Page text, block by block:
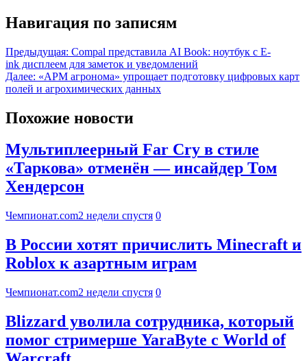
Навигация по записям
Предыдущая: Compal представила AI Book: ноутбук с E-
ink дисплеем для заметок и уведомлений
Далее: «АРМ агронома» упрощает подготовку цифровых карт
полей и агрохимических данных
Похожие новости
Мультиплеерный Far Cry в стиле
«Таркова» отменён — инсайдер Том
Хендерсон
Чемпионат.com2 недели спустя 0
В России хотят причислить Minecraft и
Roblox к азартным играм
Чемпионат.com2 недели спустя 0
Blizzard уволила сотрудника, который
помог стримерше YaraByte с World of